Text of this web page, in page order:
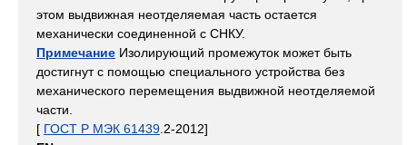
этом выдвижная неотделяемая часть остается
механически соединенной с СНКУ.
Примечание Изолирующий промежуток может быть
достигнут с помощью специального устройства без
механического перемещения выдвижной неотделяемой
части.
[ ГОСТ Р МЭК 61439 .2-2012]